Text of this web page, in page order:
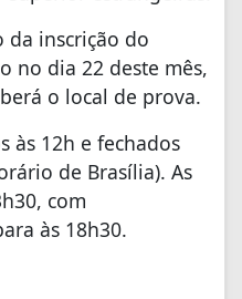
da inscrição do
no dia 22 deste mês,
o local de prova.
às 12h e fechados
de Brasília). As
com
às 18h30.